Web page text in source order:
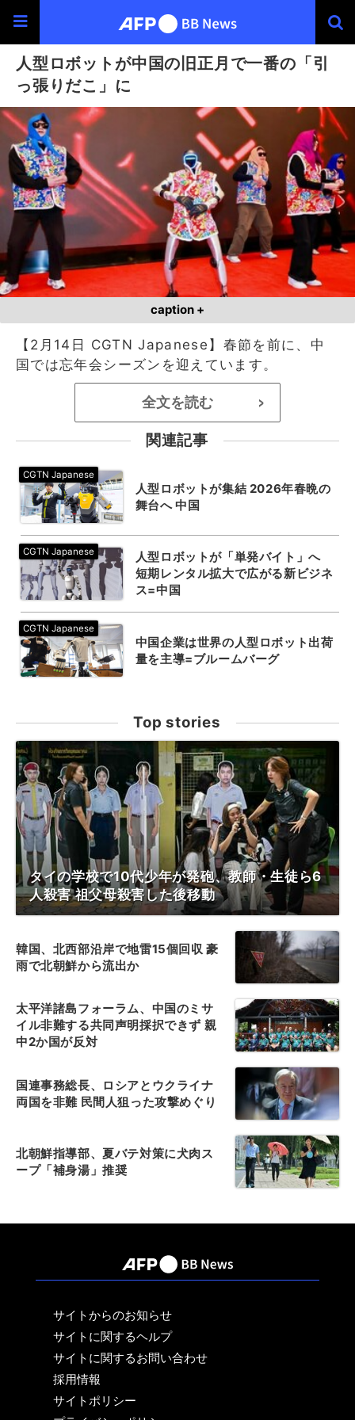
人型ロボットが中国の旧正月で一番の「引
っ張りだこ」に
caption +
【2月14日 CGTN Japanese】春節を前に、中
国では忘年会シーズンを迎えています。
全文を読む >
関連記事
人型ロボットが集結 2026年春晩の
舞台へ 中国
人型ロボットが「単発バイト」へ
短期レンタル拡大で広がる新ビジネ
ス=中国
中国企業は世界の人型ロボット出荷
量を主導=ブルームバーグ
Top stories
タイの学校で10代少年が発砲、教師・生徒ら6
人殺害 祖父母殺害した後移動
韓国、北西部沿岸で地雷15個回収 豪
雨で北朝鮮から流出か
太平洋諸島フォーラム、中国のミサ
イル非難する共同声明採択できず 親
中2か国が反対
国連事務総長、ロシアとウクライナ
両国を非難 民間人狙った攻撃めぐり
北朝鮮指導部、夏バテ対策に犬肉ス
ープ「補身湯」推奨
サイトからのお知らせ
サイトに関するヘルプ
サイトに関するお問い合わせ
採用情報
サイトポリシー